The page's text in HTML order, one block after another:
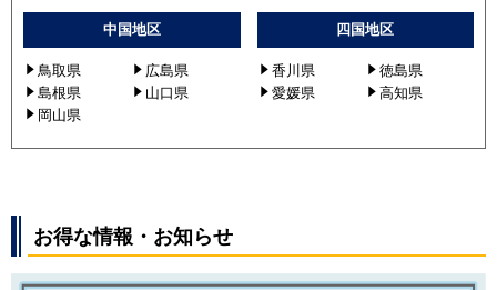
中国地区
鳥取県
広島県
島根県
山口県
岡山県
四国地区
香川県
徳島県
愛媛県
高知県
お得な情報・お知らせ